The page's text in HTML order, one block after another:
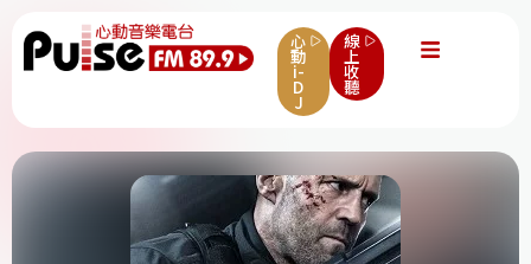
心
動
i-
D
J
線
上
收
聽